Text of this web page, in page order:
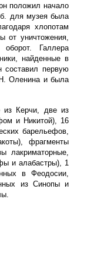
положил начало
для музея была
хлопотам
от уничтожения,
Галлера
найденные в
составил первую
Оленина и была
из Керчи, две из
и Никитой), 16
барельефов,
фрагменты
лакриматорные,
и алабастры), 1
в Феодосии,
из Синопы и